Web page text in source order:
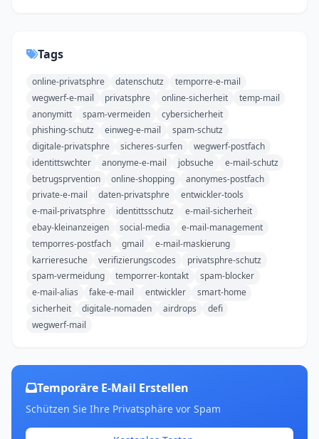
Tags
online-privatsphre datenschutz
temporre-e-mail
wegwerf-e-mail
privatsphre online-sicherheit
temp-mail
anonymitt
spam-vermeiden
cybersicherheit
phishing-schutz
einweg-e-mail
spam-schutz
digitale-privatsphre
sicheres-surfen
wegwerf-postfach
identittswchter
anonyme-e-mail jobsuche
e-mail-schutz
betrugsprvention
online-shopping
anonymes-postfach
private-e-mail
daten-privatsphre
entwickler-tools
e-mail-privatsphre
identittsschutz
e-mail-sicherheit
ebay-kleinanzeigen
social-media
e-mail-management
temporres-postfach
gmail
e-mail-maskierung
karrieresuche
verifizierungscodes
privatsphre-schutz
spam-vermeidung
temporrer-kontakt
spam-blocker
e-mail-alias
fake-e-mail entwickler
smart-home
sicherheit
digitale-nomaden airdrops
defi
wegwerf-mail
Temporäre E-Mail Erstellen
Schützen Sie Ihre Privatsphäre vor Spam